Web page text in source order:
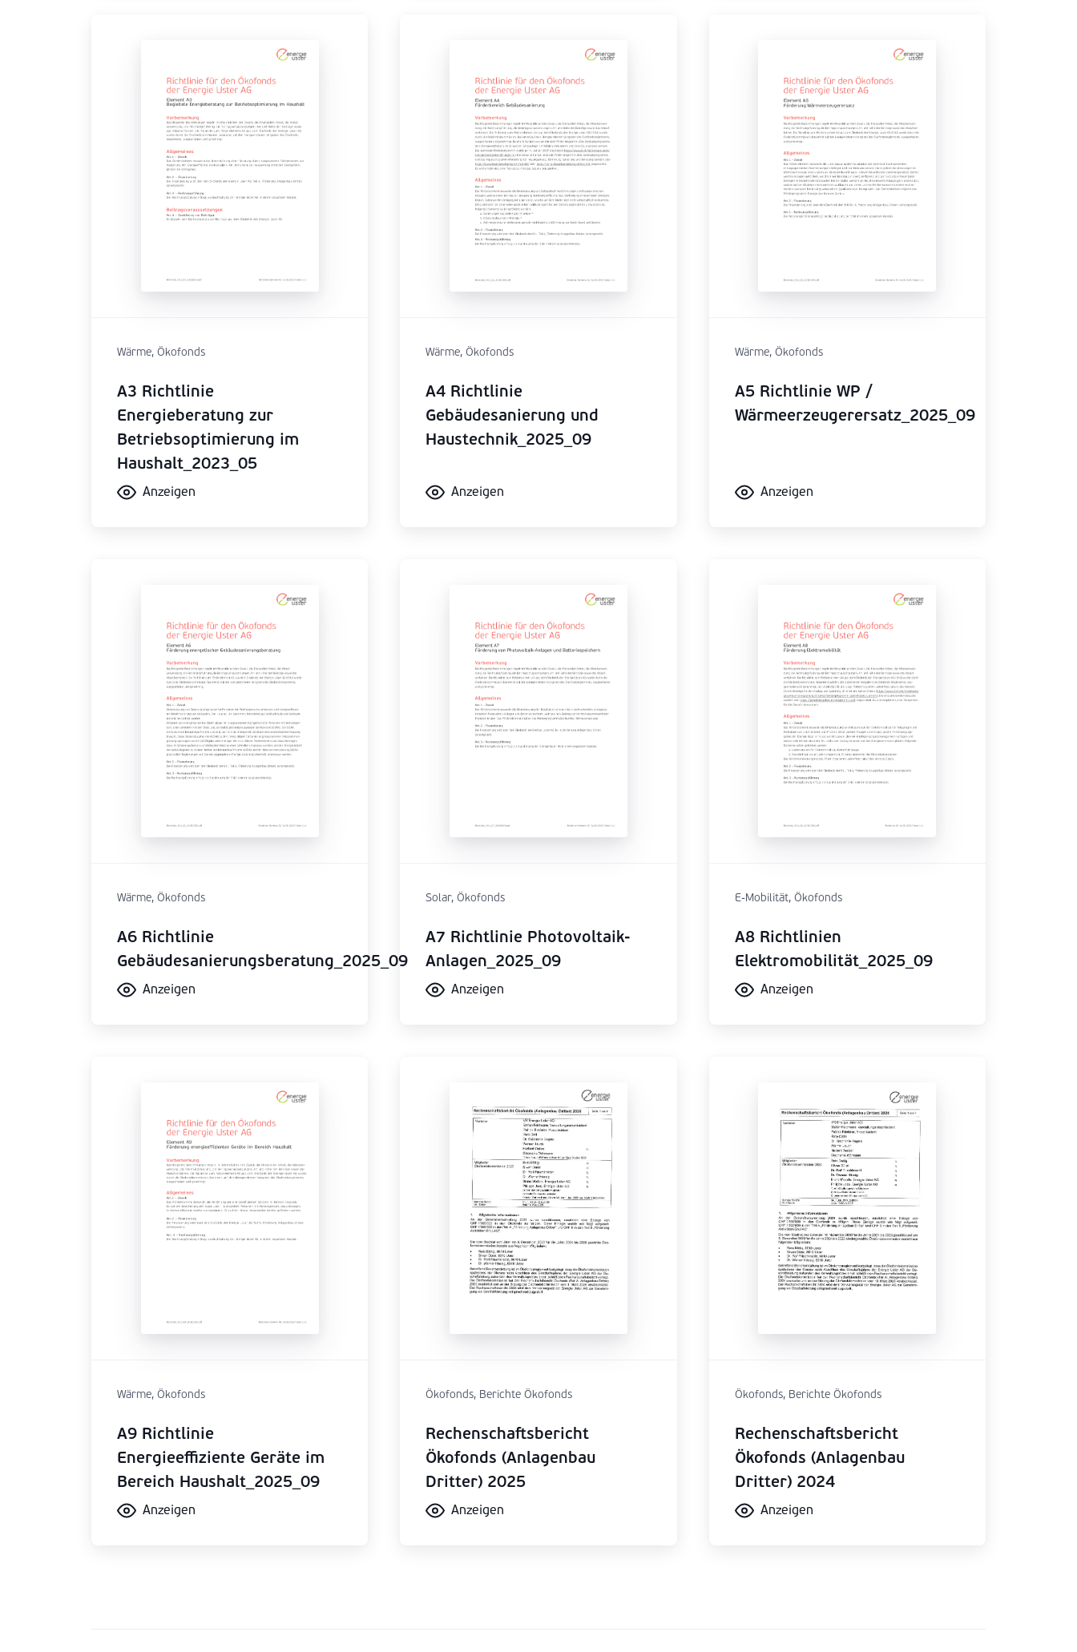
Wärme, Ökofonds
A3 Richtlinie
Energieberatung zur
Betriebsoptimierung im
Haushalt_2023_05
Anzeigen
Wärme, Ökofonds
A4 Richtlinie
Gebäudesanierung und
Haustechnik_2025_09
Anzeigen
Wärme, Ökofonds
A5 Richtlinie WP /
Wärmeerzeugerersatz_2025_09
Anzeigen
Wärme, Ökofonds
A6 Richtlinie
Gebäudesanierungsberatung_2025_09
Anzeigen
Solar, Ökofonds
A7 Richtlinie Photovoltaik-
Anlagen_2025_09
Anzeigen
E-Mobilität, Ökofonds
A8 Richtlinien
Elektromobilität_2025_09
Anzeigen
Wärme, Ökofonds
A9 Richtlinie
Energieeffiziente Geräte im
Bereich Haushalt_2025_09
Anzeigen
Ökofonds, Berichte Ökofonds
Rechenschaftsbericht
Ökofonds (Anlagenbau
Dritter) 2025
Anzeigen
Ökofonds, Berichte Ökofonds
Rechenschaftsbericht
Ökofonds (Anlagenbau
Dritter) 2024
Anzeigen